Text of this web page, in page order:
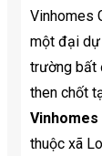
Vinhomes
một đại dự
trường bất
then chốt
thuộc xã